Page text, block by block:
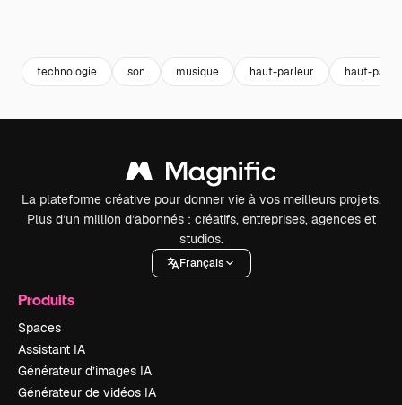
technologie son musique haut-parleur haut-
La plateforme créative pour donner vie à vos meilleurs projets.
Plus d’un million d’abonnés : créatifs, entreprises, agences et
studios.
Français
Produits
Spaces
Assistant IA
Générateur d’images IA
Générateur de vidéos IA